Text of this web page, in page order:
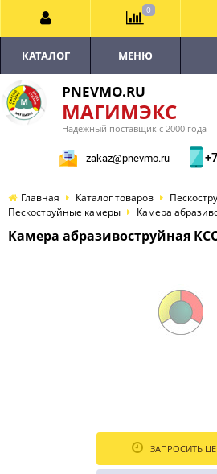
PNEVMO.RU
МАГИМЭКС
Надёжный поставщик с 2000 года
zakaz@pnevmo.ru
КАТАЛОГ МЕНЮ
Главная Каталог товаров
Пескоструйные камеры
Камера
Камера абразивоструйная
ЗАПРОСИТЬ
0